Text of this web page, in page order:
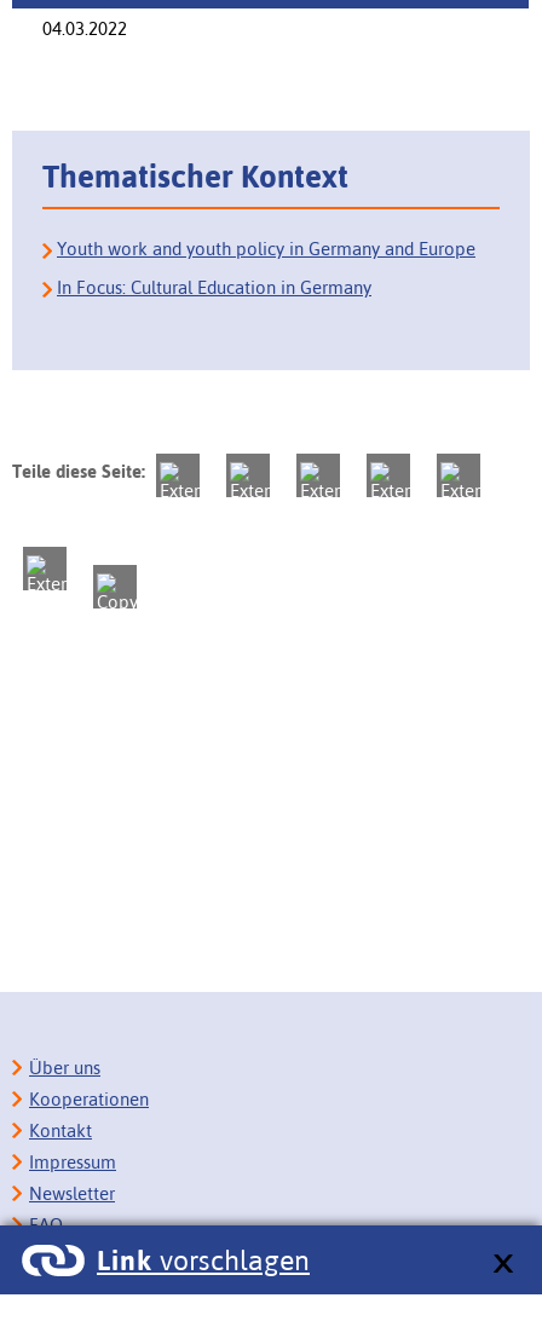
04.03.2022
Thematischer Kontext
Youth work and youth policy in Germany and Europe
In Focus: Cultural Education in Germany
Teile diese Seite:
Link vorschlagen
Über uns
Kooperationen
Kontakt
Impressum
Newsletter
FAQ
Copyright